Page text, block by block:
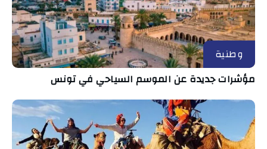
وطنية
مؤشرات جديدة عن الموسم السياحي في تونس